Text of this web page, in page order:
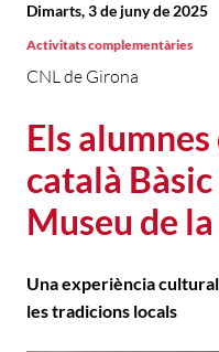
Els
català
Museu de
CNL de Girona
Dimarts, 3 de juny de 2025
Activitats complementàries
Una experiència
les tradicions locals